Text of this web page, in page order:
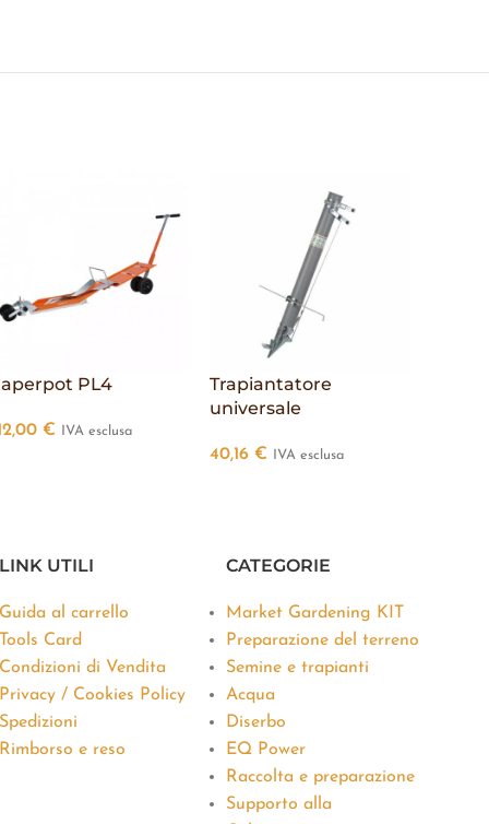
PL4
€ IVA esclusa
Trapiantatore
universale
40,16 € IVA esclusa
UTILI
al carrello
Card
di Vendita
/ Cookies Policy
e reso
CATEGORIE
Market Gardening KIT
Preparazione del terreno
Semine e trapianti
Acqua
Diserbo
EQ Power
Raccolta e preparazione
Supporto alla